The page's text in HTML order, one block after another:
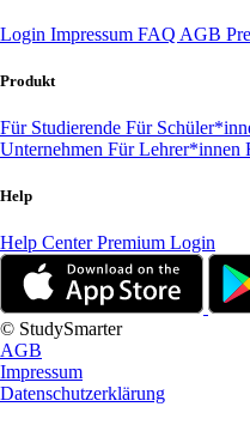
Login Impressum FAQ AGB
Produkt
Für Studierende Für
Unternehmen Für Lehrer*innen
Help
Help CenterPremium Login
© StudySmarter
AGB
Impressum
Datenschutzerklärung